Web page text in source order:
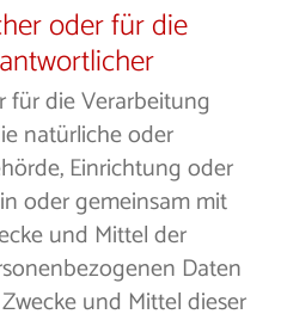
oder für die
für die Verarbeitung
natürliche oder
Einrichtung oder
oder gemeinsam mit
und Mittel der
Daten
und Mittel dieser